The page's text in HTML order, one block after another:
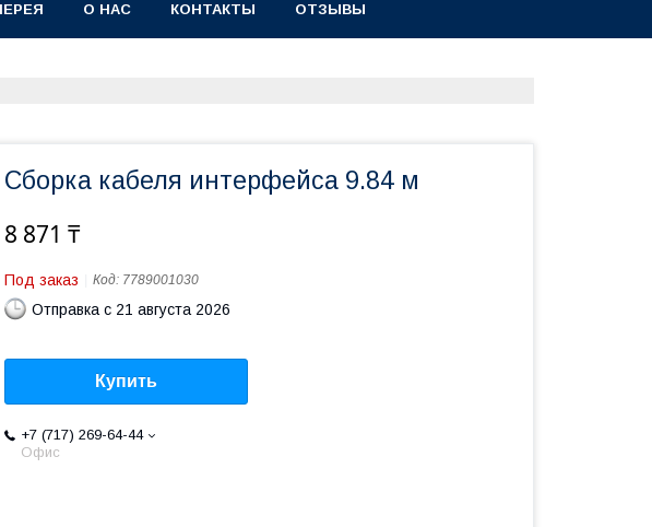
О НАС КОНТАКТЫ ОТЗЫВЫ
Сборка кабеля интерфейса 9.84 м
8 871 ₸
Под заказ Код: 7789001030
Отправка с 21 августа 2026
Купить
+7 (717) 269-64-44
Офис